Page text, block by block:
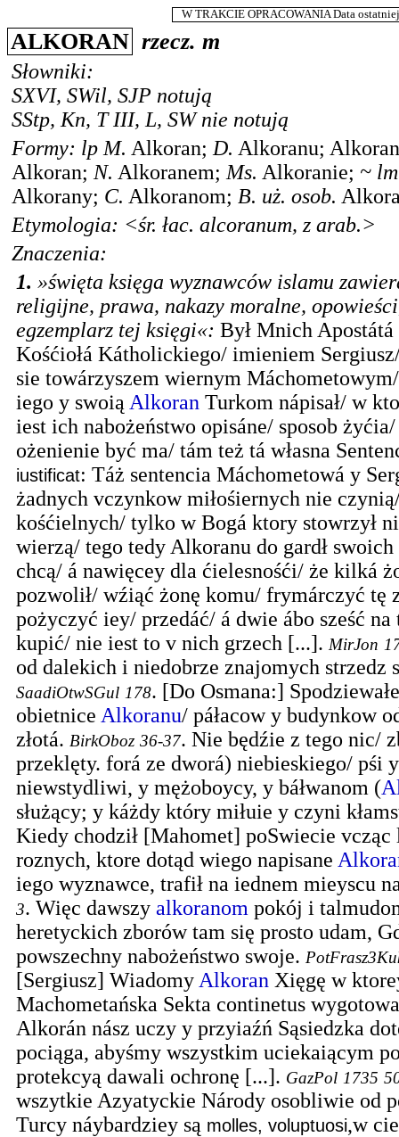
W TRAKCIE OPRACOWANIA Data
ALKORAN rzecz. m
Słowniki:
SXVI, SWil, SJP notują
SStp, Kn, T III, L, SWnie notują
Formy: lp M. Alkoran; D. Alkoranu;
Alkoran; N. Alkoranem; Ms. Alkoranie; ~ lm
Alkorany; C. Alkoranom; B. uż. osob.
Etymologia: <śr. łac. alcoranum, z arab.>
Znaczenia:
1. »święta księga wyznawców islamu
religijne, prawa, nakazy moralne,
egzemplarz tej księgi«: Był Mnich Apostátá
Kośćiołá Kátholickiego/ imieniem
sie towárzyszem wiernym
iego y swoią Alkoran Turkom nápisał/ w
iest ich nabożeństwo opisáne/ sposob
ożenienie być ma/ tám też tá własna
iustificat: Táż sentencia Máchometowá y
żadnych vczynkow miłośiernych nie
kośćielnych/ tylko w Bogá ktory stowrzył
wierzą/ tego tedy Alkoranu do gardł
chcą/ á nawięcey dla ćielesnośći/ że kilká
pozwolił/ wźiąć żonę komu/ frymárczyć tę
pożyczyć iey/ przedáć/ á dwie ábo sześć na
kupić/ nie iest to v nich grzech [...]. MirJon
od dalekich i niedobrze znajomych strzedz
SaadiOtwSGul 178. [Do Osmana:]
obietnice Alkoranu/ páłacow y budynkow
złotá. BirkOboz 36-37. Nie będźie z tego nic/
przeklęty. forá ze dworá) niebieskiego/ pśi
niewstydliwi, y mężoboycy, y báłwanom (
służący; y káżdy który miłuie y czyni
Kiedy chodził [Mahomet] poSwiecie vcząc
roznych, ktore dotąd wiego napisane
iego wyznawce, trafił na iednem mieyscu
3. Więc dawszy alkoranom pokój i
heretyckich zborów tam się prosto udam,
powszechny nabożeństwo swoje.
[Sergiusz] Wiadomy Alkoran Xięgę w
Machometańska Sekta continetus
Alkorán nász uczy y przyiaźń Sąsiedzka
pociąga, abyśmy wszystkim uciekaiącym
protekcyą dawali ochronę [...]. GazPol 1735
wszytkie Azyatyckie Národy osobliwie od
Turcy náybardziey są molles, voluptuosi,w